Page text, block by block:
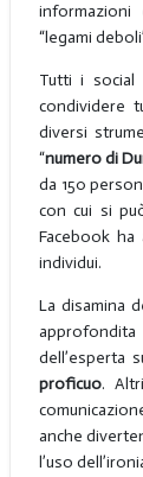
“legami
Tutti i social
condividere
diversi
“numero di
da 150
con cui si
Facebook ha
individui.
La disamina
dell’esperta
proficuo.
anche
l’uso